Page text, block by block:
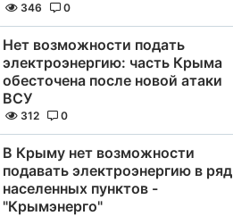
346 0
Нет возможности подать
электроэнергию: часть Крыма
обесточена после новой атаки
ВСУ
312 0
В Крыму нет возможности
подавать электроэнергию в ряд
населенных пунктов -
"Крымэнерго"